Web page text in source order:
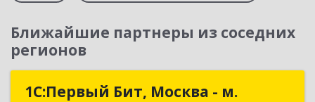
Ближайшие партнеры из соседних
регионов
1С:Первый Бит, Москва - м.
1С:Первый Бит, Москва - м.